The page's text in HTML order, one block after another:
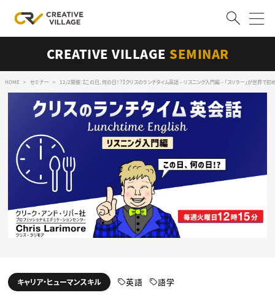
ログイン 会員登録
クリエイター求人を探す
CREATIVE JOB求人検索
特集求人
採用説明会
転職支援サービス
スキルアップしたい！
動画配信・映像制作
編集・ライティング
TOP Creator’s コラム トップ
Webクリエイター
セミナー
CREATIVE VILLAGE SEMINAR
HOME セミナー 12/2開催：【この日、何の日！？】クリスのランチタイム英語～リスニング入門編～「スリラー」が
キャリア・ヒューマンスキル 英語 語学